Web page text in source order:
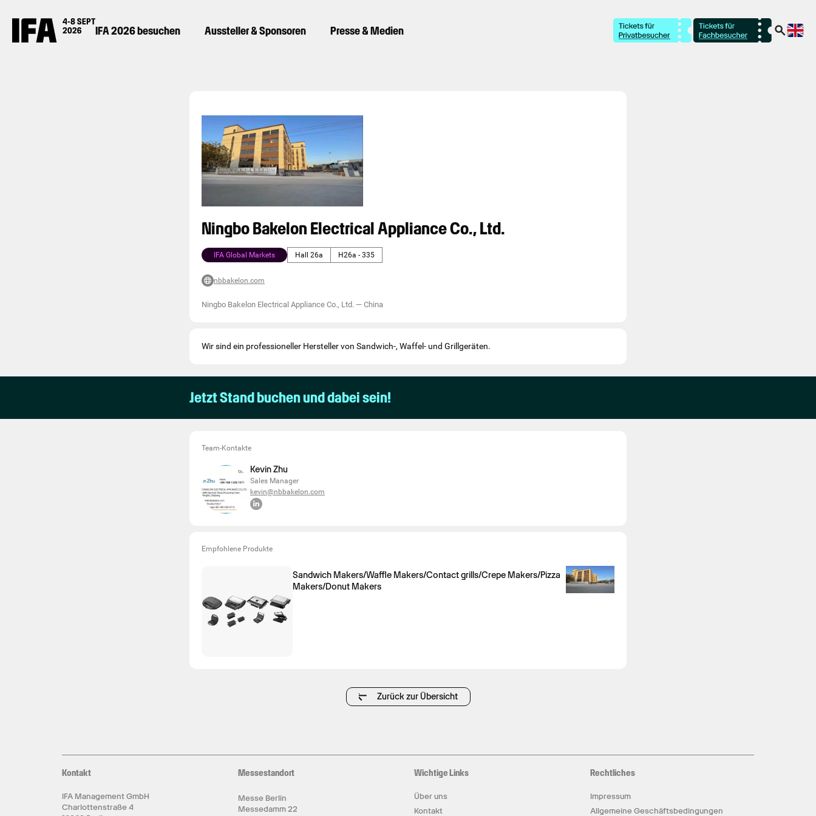
IFA 2026 besuchen Aussteller & Sponsoren Presse & Medien
Ningbo Bakelon Electrical Appliance Co., Ltd.
IFA Global Markets Hall 26a H26a - 335
nbbakelon.com
Ningbo Bakelon Electrical Appliance Co., Ltd. — China
Wir sind ein professioneller Hersteller von Sandwich-, Waffel- und Grillgeräten.
Jetzt Stand buchen und dabei sein!
Team-Kontakte
Kevin Zhu
Sales Manager
kevin@nbbakelon.com
Empfohlene Produkte
Sandwich Makers/Waffle Makers/Contact grills/Crepe Makers/Pizza
Makers/Donut Makers
Zurück zur Übersicht
Kontakt
IFA Management GmbH
Charlottenstraße 4
Messestandort
Messe Berlin
Messedamm 22
Wichtige Links
Über uns
Kontakt
Rechtliches
Impressum
Allgemeine Geschäftsbedingungen